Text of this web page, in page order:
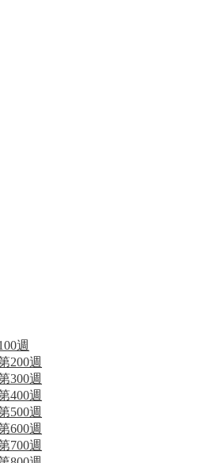
週
200週
300週
400週
500週
600週
700週